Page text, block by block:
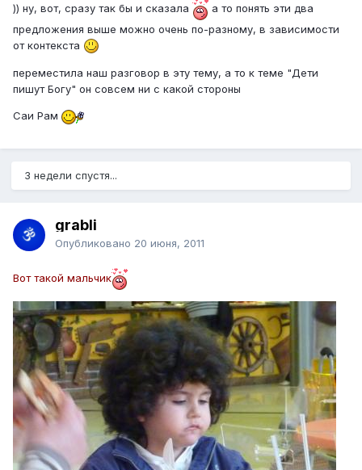
)) ну, вот, сразу так бы и сказала
а то понять эти два
предложения выше можно очень по-разному, в зависимости
от контекста
переместила наш разговор в эту тему, а то к теме "Дети
пишут Богу" он совсем ни с какой стороны
Саи Рам
3 недели спустя...
grabli
Опубликовано 20 июня, 2011
Вот такой мальчик